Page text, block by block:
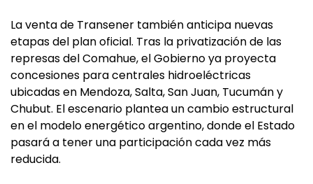
La venta de Transener también anticipa nuevas
etapas del plan oficial. Tras la privatización de las
represas del Comahue, el Gobierno ya proyecta
concesiones para centrales hidroeléctricas
ubicadas en Mendoza, Salta, San Juan, Tucumán y
Chubut. El escenario plantea un cambio estructural
en el modelo energético argentino, donde el Estado
pasará a tener una participación cada vez más
reducida.